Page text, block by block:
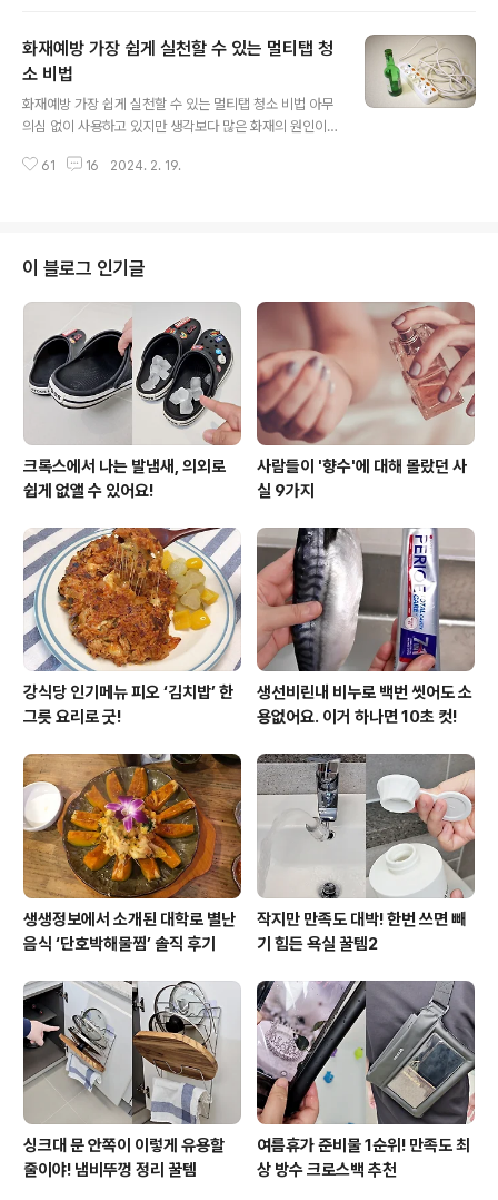
한 꿀템이랍니다^^ 여러사람의 손이 닿는 리모컨이나 손톱
깎이 같은 생활용품은 그야말로 세균덩어리인데요. 소독용
에탄올로 가볍게 닦아주기만 해도 너무 쉽게 청소가 가능
해요. 손톱깎이는 세균 감염의 우려 때문에 주기적으로 소
독이 필요한데요. 소독용에탄올로 깨끗하게 관리해보세요
~ 소중한 우리 아이 장난감도 소독용에탄올로 소독해 주시
화재예방 가장 쉽게 실천할 수 있는 멀티탭 청
소 비법
화재예방 가장 쉽게 실천할 수 있는 멀티탭 청소 비법 아무
의심 없이 사용하고 있지만 생각보다 많은 화재의 원인이
을 확인해보세요. 화재예방을 가장 쉽게 실천할 수 있는 멀
면 스파크를 유발해서 화재의 위험이 있어요. 멀티탭 청소
하나도 어렵지 않으니까요. 이렇게 한번 청소해보세요^^
멀티탭을 청소하기 전에 콘센트부터 분리해 주시고요. 전
류가 다 빠지도록 5분만 기다려주세요. 저는 남은 소주를
써서 청소했어요. 화장솜에 소주를 묻혀서 외관의 먼지나
얼룩, 이물질 등을 닦아주세요. 오..
61 16 2024. 2. 19.
이 블로그 인기글
크록스에서 나는 발냄새, 의외로
쉽게 없앨 수 있어요!
사람들이 '향수'에 대해 몰랐던 사
실 9가지
강식당 인기메뉴 피오 ‘김치밥’ 한
그릇 요리로 굿!
생선비린내 비누로 백번 씻어도 소
용없어요. 이거 하나면 10초 컷!
생생정보에서 소개된 대학로 별난
음식 ‘단호박해물찜’ 솔직 후기
작지만 만족도 대박! 한번 쓰면 빼
기 힘든 욕실 꿀템2
싱크대 문 안쪽이 이렇게 유용할
줄이야! 냄비뚜껑 정리 꿀템
여름휴가 준비물 1순위! 만족도 최
상 방수 크로스백 추천